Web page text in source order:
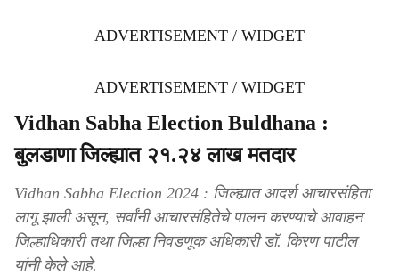
ADVERTISEMENT / WIDGET
ADVERTISEMENT / WIDGET
Vidhan Sabha Election Buldhana :
बुलडाणा जिल्ह्यात २१.२४ लाख मतदार
Vidhan Sabha Election 2024 : जिल्ह्यात आदर्श आचारसंहिता
लागू झाली असून, सर्वांनी आचारसंहितेचे पालन करण्याचे आवाहन
जिल्हाधिकारी तथा जिल्हा निवडणूक अधिकारी डॉ. किरण पाटील
यांनी केले आहे.